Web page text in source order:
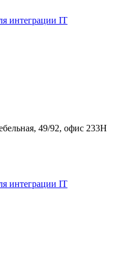
49/92, офис 233Н